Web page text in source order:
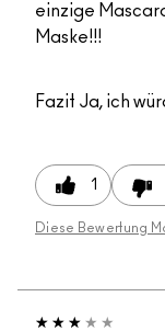
einzige
Maske!!!
Fazit Ja, ich
1
Diese Bewertung